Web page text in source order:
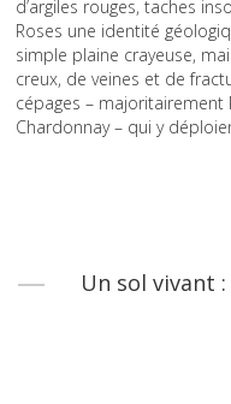
d’argiles rouges, taches
Roses une identité
simple plaine crayeuse,
creux, de veines et de
cépages –
Chardonnay – qui y
Un sol vivant